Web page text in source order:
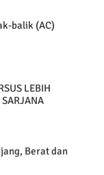
balik (AC)
LEBIH
Berat dan